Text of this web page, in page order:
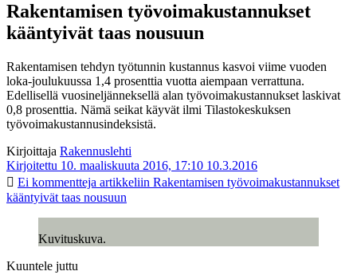
Rakentamisen työvoimakustannukset
kääntyivät taas nousuun
Rakentamisen tehdyn työtunnin kustannus kasvoi viime vuoden
loka-joulukuussa 1,4 prosenttia vuotta aiempaan verrattuna.
Edellisellä vuosineljänneksellä alan työvoimakustannukset laskivat
0,8 prosenttia. Nämä seikat käyvät ilmi Tilastokeskuksen
työvoimakustannusindeksistä.
Kirjoittaja Rakennuslehti
Kirjoitettu 10. maaliskuuta 2016, 17:10 10.3.2016
Ei kommentteja artikkeliin Rakentamisen työvoimakustannukset
kääntyivät taas nousuun
Kuvituskuva.
Kuuntele juttu